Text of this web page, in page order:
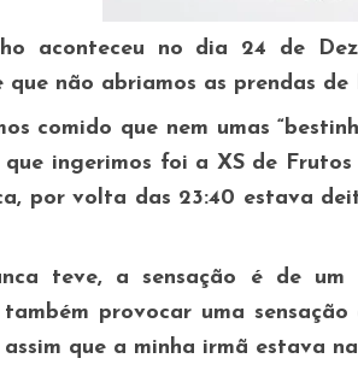
aconteceu no dia 24 de
que não abriamos as prendas
comido que nem umas
que ingerimos foi a XS de
por volta das 23:40 estava
teve, a sensação é de
provocar uma
assim que a minha irmã estava